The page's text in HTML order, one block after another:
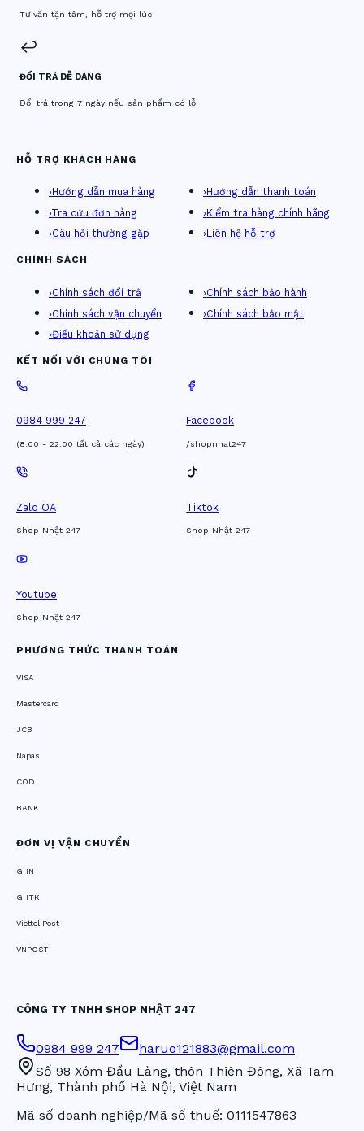
Tư vấn tận tâm, hỗ trợ mọi lúc
↩️
ĐỔI TRẢ DỄ DÀNG
Đổi trả trong 7 ngày nếu sản phẩm có lỗi
HỖ TRỢ KHÁCH HÀNG
›Hướng dẫn mua hàng ›Hướng dẫn thanh toán
›Tra cứu đơn hàng ›Kiểm tra hàng chính hãng
›Câu hỏi thường gặp ›Liên hệ hỗ trợ
CHÍNH SÁCH
›Chính sách đổi trả ›Chính sách bảo hành
›Chính sách vận chuyển ›Chính sách bảo mật
›Điều khoản sử dụng
KẾT NỐI VỚI CHÚNG TÔI
0984 999 247
(8:00 - 22:00 tất cả các ngày)
Facebook
/shopnhat247
Zalo OA
Shop Nhật 247
Tiktok
Shop Nhật 247
Youtube
Shop Nhật 247
PHƯƠNG THỨC THANH TOÁN
VISA
Mastercard
JCB
Napas
COD
BANK
ĐƠN VỊ VẬN CHUYỂN
GHN
GHTK
Viettel Post
VNPOST
CÔNG TY TNHH SHOP NHẬT 247
0984 999 247
haruo121883@gmail.com
Số 98 Xóm Đầu Làng, thôn Thiên Đông, Xã Tam
Hưng, Thành phố Hà Nội, Việt Nam
Mã số doanh nghiệp/Mã số thuế: 0111547863